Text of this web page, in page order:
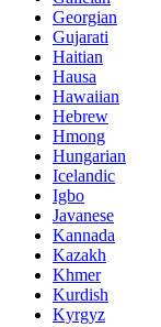
Georgian
Gujarati
Haitian
Hausa
Hawaiian
Hebrew
Hmong
Hungarian
Icelandic
Igbo
Javanese
Kannada
Kazakh
Khmer
Kurdish
Kyrgyz